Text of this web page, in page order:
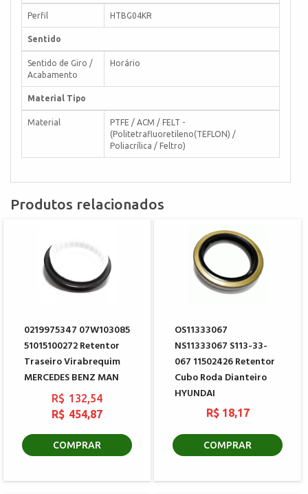
Perfil HTBG04KR
Sentido
Sentido de Giro /
Acabamento
Horário
Material Tipo
Material
PTFE / ACM / FELT -
(Politetrafluoretileno(TEFLON) /
Poliacrílica / Feltro)
Produtos relacionados
0219975347 07W103085
51015100272 Retentor
Traseiro Virabrequim
MERCEDES BENZ MAN
R$ 132,54
R$ 454,87
COMPRAR
OS11333067
NS11333067 S113-33-
067 11502426 Retentor
Cubo Roda Dianteiro
HYUNDAI
R$ 18,17
COMPRAR